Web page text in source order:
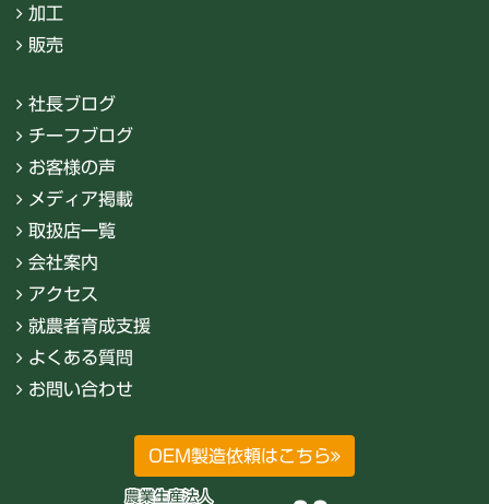
加工
販売
社長ブログ
チーフブログ
お客様の声
メディア掲載
取扱店一覧
会社案内
アクセス
就農者育成支援
よくある質問
お問い合わせ
OEM製造依頼はこちら